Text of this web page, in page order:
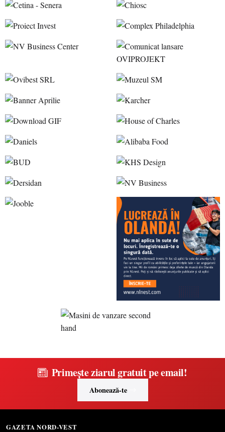
Primește ziarul gratuit pe email!
Abonează-te
GAZETA NORD-VEST